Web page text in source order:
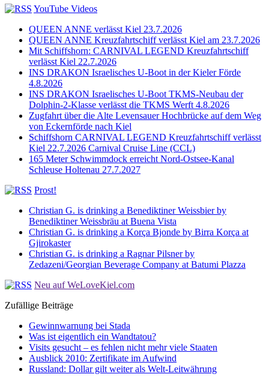
YouTube Videos
QUEEN ANNE verlässt Kiel 23.7.2026
QUEEN ANNE Kreuzfahrtschiff verlässt Kiel am 23.7.2026
Mit Schiffshorn: CARNIVAL LEGEND Kreuzfahrtschiff
verlässt Kiel 22.7.2026
INS DRAKON Israelisches U-Boot in der Kieler Förde
4.8.2026
INS DRAKON Israelisches U-Boot TKMS-Neubau der
Dolphin-2-Klasse verlässt die TKMS Werft 4.8.2026
Zugfahrt über die Alte Levensauer Hochbrücke auf dem Weg
von Eckernförde nach Kiel
Schiffshorn CARNIVAL LEGEND Kreuzfahrtschiff verlässt
Kiel 22.7.2026 Carnival Cruise Line (CCL)
165 Meter Schwimmdock erreicht Nord-Ostsee-Kanal
Schleuse Holtenau 27.7.2027
Prost!
Christian G. is drinking a Benediktiner Weissbier by
Benediktiner Weissbräu at Buena Vista
Christian G. is drinking a Korça Bjonde by Birra Korça at
Gjirokaster
Christian G. is drinking a Ragnar Pilsner by
Zedazeni/Georgian Beverage Company at Batumi Plazza
Neu auf WeLoveKiel.com
Zufällige Beiträge
Gewinnwarnung bei Stada
Was ist eigentlich ein Wandtatou?
Visits gesucht – es fehlen nicht mehr viele Staaten
Ausblick 2010: Zertifikate im Aufwind
Russland: Dollar gilt weiter als Welt-Leitwährung